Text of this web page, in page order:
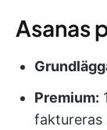
Asanas
Premium:
faktureras